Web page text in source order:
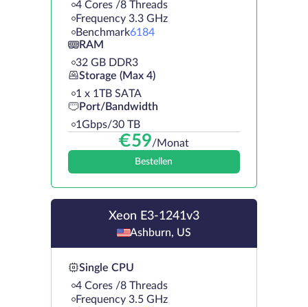
4 Cores /8 Threads
Frequency 3.3 GHz
Benchmark6184
RAM
32 GB DDR3
Storage (Max 4)
1 х 1TB SATA
Port/Bandwidth
1Gbps/30 TB
€59/Monat
Bestellen
Xeon E3-1241v3
Ashburn, US
Single CPU
4 Cores /8 Threads
Frequency 3.5 GHz